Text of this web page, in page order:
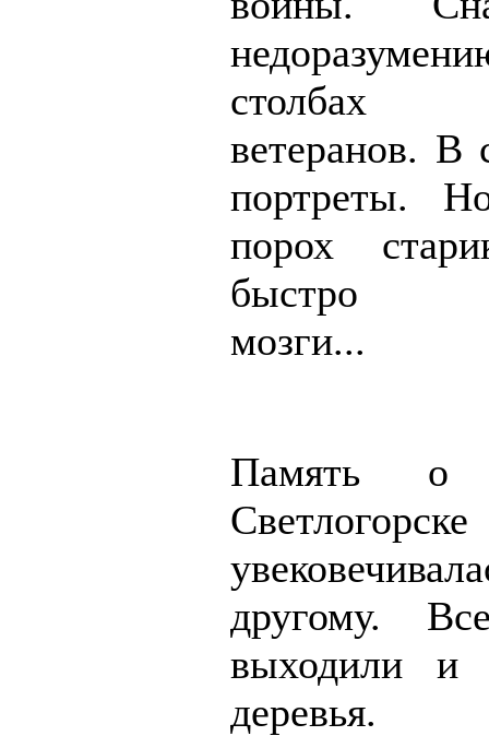
столбах
ветеранов. В
портреты.
порох
быстро
мозги...
Память
другому.
выходили и
деревья.